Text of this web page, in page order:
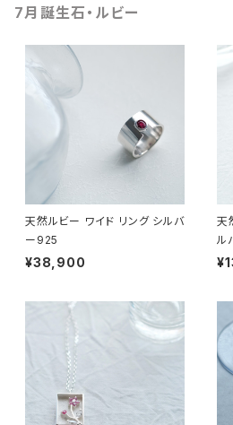
7月誕生石・ルビー
天然ルビー ワイド リング シルバ
ー925
¥38,900
天
ル